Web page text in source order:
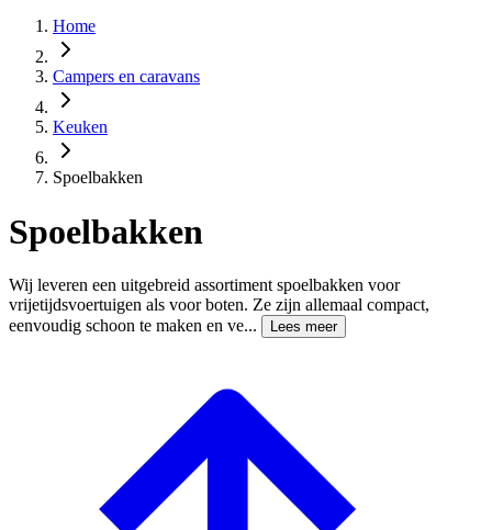
Home
Campers en caravans
Keuken
Spoelbakken
Spoelbakken
Wij leveren een uitgebreid assortiment spoelbakken voor
vrijetijdsvoertuigen als voor boten. Ze zijn allemaal compact,
eenvoudig schoon te maken en ve...
Lees meer